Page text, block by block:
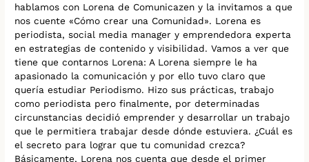
hablamos con Lorena de Comunicazen y la invitamos a que
nos cuente «Cómo crear una Comunidad». Lorena es
periodista, social media manager y emprendedora experta
en estrategias de contenido y visibilidad. Vamos a ver que
tiene que contarnos Lorena: A Lorena siempre le ha
apasionado la comunicación y por ello tuvo claro que
quería estudiar Periodismo. Hizo sus prácticas, trabajo
como periodista pero finalmente, por determinadas
circunstancias decidió emprender y desarrollar un trabajo
que le permitiera trabajar desde dónde estuviera. ¿Cuál es
el secreto para lograr que tu comunidad crezca?
Básicamente, Lorena nos cuenta que desde el primer